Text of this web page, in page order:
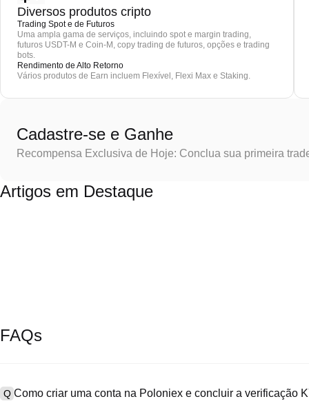
Diversos produtos cripto
Trading Spot e de Futuros
Uma ampla gama de serviços, incluindo spot e margin trading,
futuros USDT-M e Coin-M, copy trading de futuros, opções e trading
bots.
Rendimento de Alto Retorno
Vários produtos de Earn incluem Flexível, Flexi Max e Staking.
Cadastre-se e Ganhe
Recompensa Exclusiva de Hoje: Conclua sua primeira
Artigos em Destaque
FAQs
Q Como criar uma conta na Poloniex e concluir a verificação